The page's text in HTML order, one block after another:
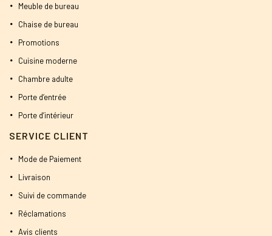
Meuble de bureau
Chaise de bureau
Promotions
Cuisine moderne
Chambre adulte
Porte d’entrée
Porte d’intérieur
SERVICE CLIENT
Mode de Paiement
Livraison
Suivi de commande
Réclamations
Avis clients